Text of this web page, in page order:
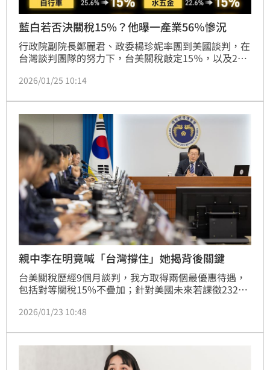
藍白若否決關稅15%？他曝一產業56％慘況
行政院副院長鄭麗君、政委楊珍妮率團到美國談判，在
台灣談判團隊的努力下，台美關稅敲定15％，以及232
王定宇提醒，若藍白否決台美關稅談判結果，以工具機
業將萬劫不復。
2026/01/25 10:14
親中李在明竟喊「台灣撐住」她揭背後關鍵
台美關稅歷經9個月談判，我方取得兩個最優惠待遇，
包括對等關稅15%不疊加；針對美國未來若課徵232半
遇。對此，韓國青瓦台罕見以「緊急聲明」回應。科技
下緊張焦慮情緒最清楚，連立場親中的南韓總統李在明
對美國的半導體談判底線都要靠台灣，因此他特別喊話
「希望台灣能好好撐住」，就是知道台灣國內還有藍白
2026/01/23 10:48